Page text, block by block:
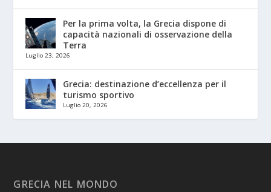
Per la prima volta, la Grecia dispone di
capacità nazionali di osservazione della
Terra
Luglio 23, 2026
Grecia: destinazione d’eccellenza per il
turismo sportivo
Luglio 20, 2026
GRECIA NEL MONDO